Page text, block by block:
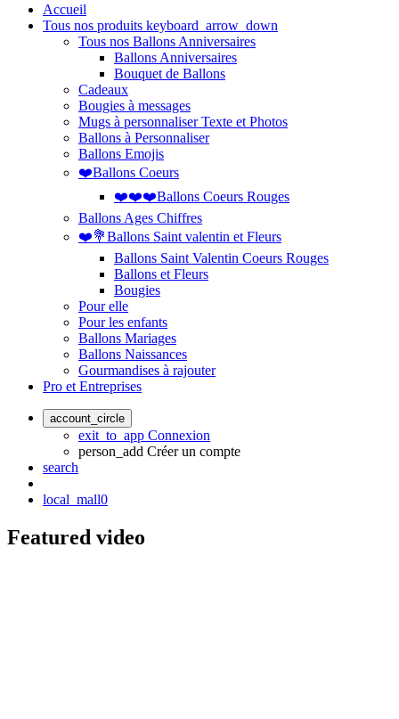
Accueil
Tous nos produits keyboard_arrow_down
Tous nos Ballons Anniversaires
Ballons Anniversaires
Bouquet de Ballons
Cadeaux
Bougies à messages
Mugs à personnaliser Texte et Photos
Ballons à Personnaliser
Ballons Emojis
❤️Ballons Coeurs
❤️❤️❤️Ballons Coeurs Rouges
Ballons Ages Chiffres
❤️💐Ballons Saint valentin et Fleurs
Ballons Saint Valentin Coeurs Rouges
Ballons et Fleurs
Bougies
Pour elle
Pour les enfants
Ballons Mariages
Ballons Naissances
Gourmandises à rajouter
Pro et Entreprises
account_circle
exit_to_app Connexion
person_add Créer un compte
search
local_mall0
Featured video